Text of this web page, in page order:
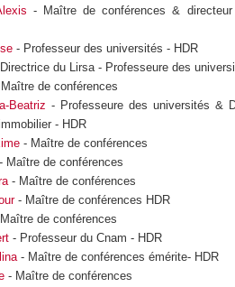
- Maître de conférences &
- Professeur des universités - HDR
du Lirsa - Professeure des
de conférences
Beatriz - Professeure des universités &
- HDR
- Maître de conférences
- Maître de conférences
- Maître de conférences
- Maître de conférences HDR
de conférences
- Professeur du Cnam - HDR
- Maître de conférences émérite- HDR
- Maître de conférences